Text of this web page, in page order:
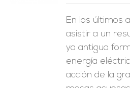
En los últimos
asistir a un
ya antigua
energía
acción de la